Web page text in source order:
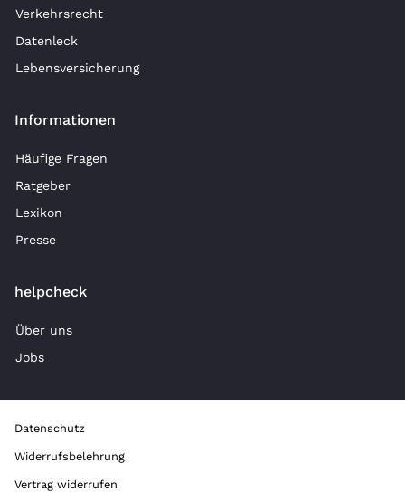
Verkehrsrecht
Datenleck
Lebensversicherung
Informationen
Häufige Fragen
Ratgeber
Lexikon
Presse
helpcheck
Über uns
Jobs
Datenschutz
Widerrufsbelehrung
Vertrag widerrufen